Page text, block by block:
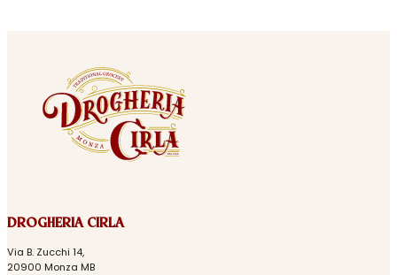
DROGHERIA CIRLA
Via B. Zucchi 14,
20900 Monza MB